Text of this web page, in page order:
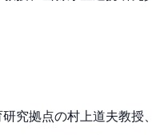
究拠点の村上道夫教